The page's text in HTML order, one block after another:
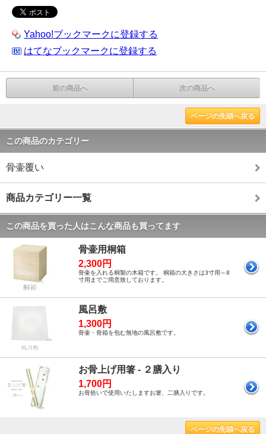
Yahoo!ブックマークに登録する
はてなブックマークに登録する
前の商品へ 次の商品へ
ページの先頭へ戻る
この商品のカテゴリー
骨壷覆い
商品カテゴリー一覧
この商品を買った人はこんな商品も買ってます
骨壷用桐箱
2,300円
骨壷を入れる桐製の木箱です。 桐箱の大きさは3寸用～8
寸用までご用意致しております。
風呂敷
1,300円
骨壷・骨箱を包む無地の風呂敷です。
お骨上げ用箸 - ２膳入り
1,700円
お骨拾いで使用いたしますお箸、二膳入りです。
ページの先頭へ戻る